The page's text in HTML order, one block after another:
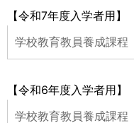
【令和7年度入学者用】
学校教育教員養成課程
【令和6年度入学者用】
学校教育教員養成課程